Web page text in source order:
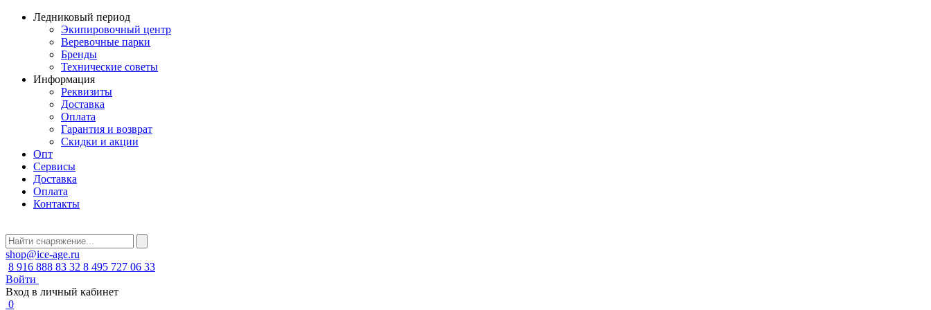
Ледниковый период
Экипировочный центр
Веревочные парки
Бренды
Технические советы
Информация
Реквизиты
Доставка
Оплата
Гарантия и возврат
Скидки и акции
Опт
Сервисы
Доставка
Оплата
Контакты
shop@ice-age.ru
8 916 888 83 32 8 495 727 06 33
Войти
Вход в личный кабинет
0